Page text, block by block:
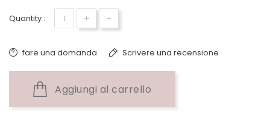
Quantity : + -
fare una domanda Scrivere una recensione
Aggiungi al carrello